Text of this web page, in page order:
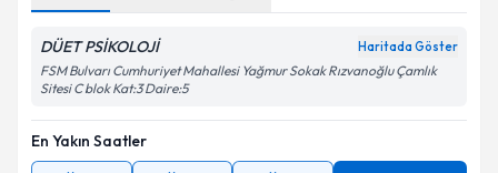
DÜET PSİKOLOJİ Haritada Göster
FSM Bulvarı Cumhuriyet Mahallesi Yağmur Sokak Rızvanoğlu Çamlık
Sitesi C blok Kat:3 Daire:5
En Yakın Saatler